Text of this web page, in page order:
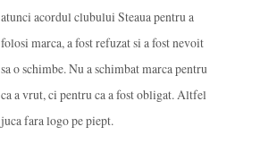
atunci acordul clubului Steaua pentru a
folosi marca, a fost refuzat si a fost nevoit
sa o schimbe. Nu a schimbat marca pentru
ca a vrut, ci pentru ca a fost obligat. Altfel
juca fara logo pe piept.